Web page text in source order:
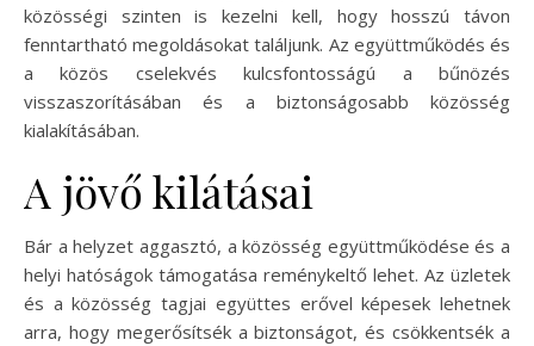
közösségi szinten is kezelni kell, hogy hosszú távon
fenntartható megoldásokat találjunk. Az együttműködés és
a közös cselekvés kulcsfontosságú a bűnözés
visszaszorításában és a biztonságosabb közösség
kialakításában.
A jövő kilátásai
Bár a helyzet aggasztó, a közösség együttműködése és a
helyi hatóságok támogatása reménykeltő lehet. Az üzletek
és a közösség tagjai együttes erővel képesek lehetnek
arra, hogy megerősítsék a biztonságot, és csökkentsék a